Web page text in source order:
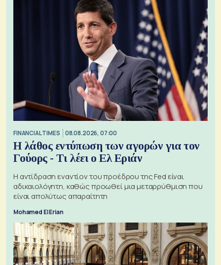
FINANCIAL TIMES 08.08.2026, 07:00
Η λάθος εντύπωση των αγορών για τον
Γούορς - Τι λέει ο Ελ Εριάν
Η αντίδραση εναντίον του προέδρου της Fed είναι
αδικαιολόγητη, καθώς προωθεί μια μεταρρύθμιση που
είναι απολύτως απαραίτητη
Mohamed El Erian